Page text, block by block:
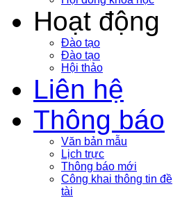
Hoạt động
Đào tạo
Đào tạo
Hội thảo
Liên hệ
Thông báo
Văn bản mẫu
Lịch trực
Thông báo mới
Công khai thông tin đề
tài